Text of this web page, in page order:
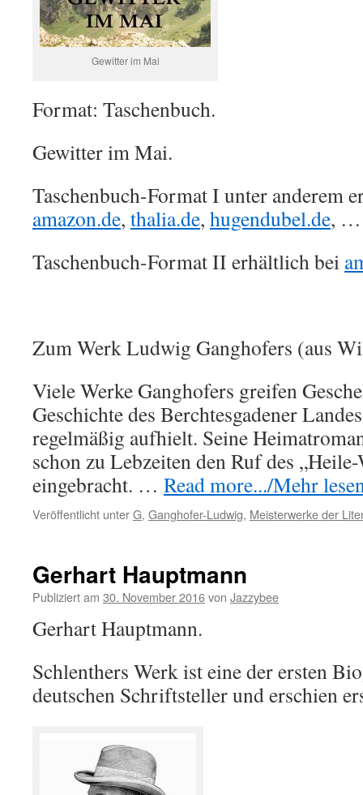
Gewitter im Mai
Format: Taschenbuch.
Gewitter im Mai.
Taschenbuch-Format I unter anderem
amazon.de, thalia.de, hugendubel.de, …
Taschenbuch-Format II erhältlich bei
Zum Werk Ludwig Ganghofers (aus
Viele Werke Ganghofers greifen
Geschichte des Berchtesgadener
regelmäßig aufhielt. Seine
schon zu Lebzeiten den Ruf des
eingebracht. … Read more.../Mehr
Veröffentlicht unterG, Ganghofer-Ludwig, Meisterwerke der
Gerhart Hauptmann
Publiziert am 30. November 2016von Jazzybee
Gerhart Hauptmann.
Schlenthers Werk ist eine der ersten
deutschen Schriftsteller und erschien